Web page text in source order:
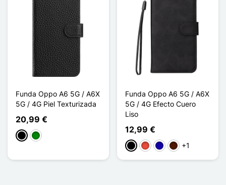
Funda Oppo A6 5G / A6X
5G / 4G Piel Texturizada
20,99 €
NegroVerde
Funda Oppo A6 5G / A6X
5G / 4G Efecto Cuero
Liso
12,99 €
NegroRojoAzul oscuro
Marrón oscuro
+1